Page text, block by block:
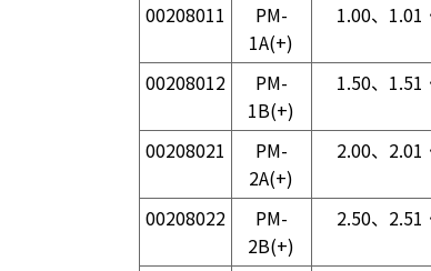
00208011
PM-
1A(+)
1.00、1.01
00208012
PM-
1B(+)
1.50、1.51
00208021
PM-
2A(+)
2.00、2.01
00208022
PM-
2B(+)
2.50、2.51